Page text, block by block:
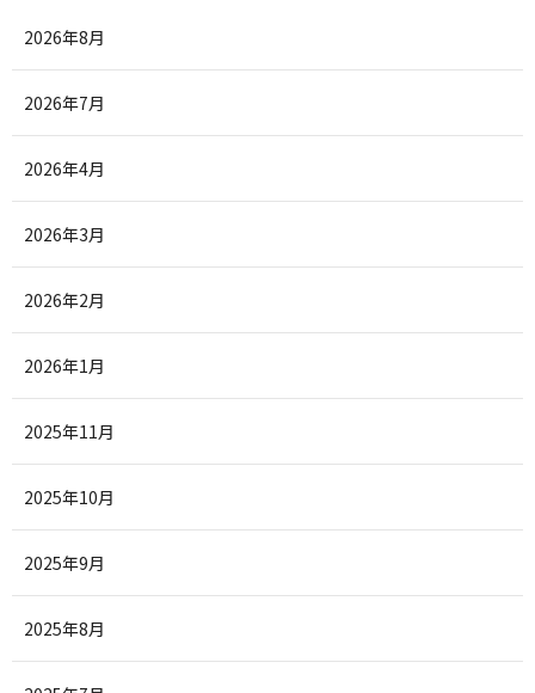
2026年8月
2026年7月
2026年4月
2026年3月
2026年2月
2026年1月
2025年11月
2025年10月
2025年9月
2025年8月